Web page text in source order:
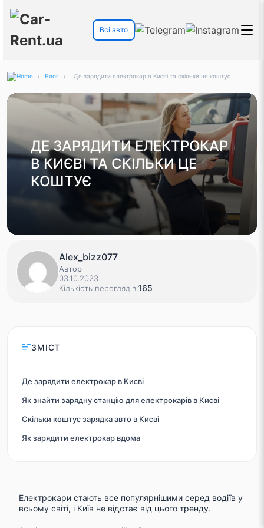
Всі авто
/ Блог / Де зарядити електрокар в Києві та скільки це коштує
ДЕ ЗАРЯДИТИ ЕЛЕКТРОКАР
В КИЄВІ ТА СКІЛЬКИ ЦЕ
КОШТУЄ
Alex_bizz077
Автор
03.10.2023
Кількість переглядів:165
ЗМІСТ
Де зарядити електрокар в Києві
Як знайти зарядну станцію для електрокарів в Києві
Скільки коштує зарядка авто в Києві
Як зарядити електрокар вдома
Електрокари стають все популярнішими серед водіїв у
всьому світі, і Київ не відстає від цього тренду.